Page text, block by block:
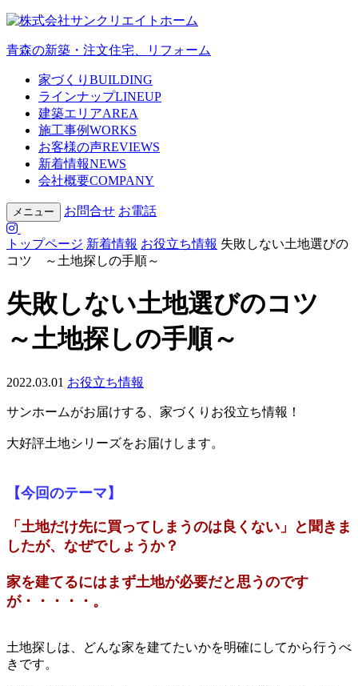
青森の新築・注文住宅、リフォーム
家づくり BUILDING
ラインナップLINEUP
建築エリアAREA
施工事例WORKS
お客様の声REVIEWS
新着情報NEWS
会社概要COMPANY
メニュー お問合せ お電話
トップページ 新着情報 お役立ち情報 失敗しない土地選びの
コツ ～土地探しの手順～
失敗しない土地選びのコツ
～土地探しの手順～
2022.03.01 お役立ち情報
サンホームがお届けする、家づくりお役立ち情報！
大好評土地シリーズをお届けします。
【今回のテーマ】
「土地だけ先に買ってしまうのは良くない」と聞きま
したが、なぜでしょうか？
家を建てるにはまず土地が必要だと思うのです
が・・・・・。
土地探しは、どんな家を建てたいかを明確にしてから行うべ
きです。